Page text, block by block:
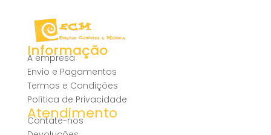
Informação
A empresa
Envio e Pagamentos
Termos e Condições
Política de Privacidade
Atendimento
Contate-nos